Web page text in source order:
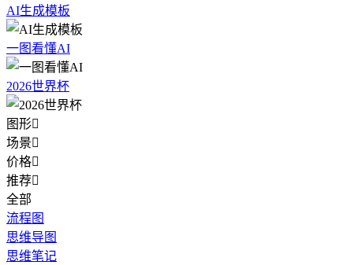
AI生成模板
一图看懂AI
2026世界杯
图形
场景
价格
推荐
全部
流程图
思维导图
思维笔记